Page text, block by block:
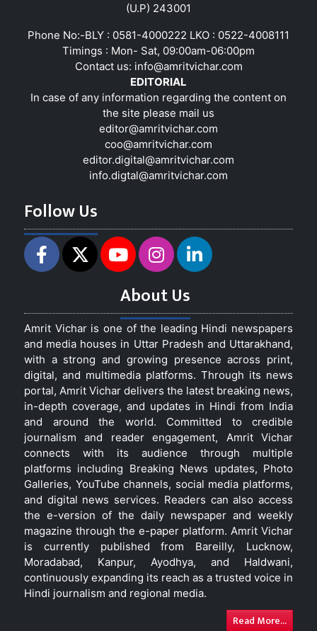
(U.P) 243001
Phone No:-BLY : 0581-4000222 LKO : 0522-4008111
Timings : Mon- Sat, 09:00am-06:00pm
Contact us: info@amritvichar.com
EDITORIAL
In case of any information regarding the content on
the site please mail us
editor@amritvichar.com
coo@amritvichar.com
editor.digital@amritvichar.com
info.digtal@amritvichar.com
Follow Us
About Us
Amrit Vichar is one of the leading Hindi newspapers
and media houses in Uttar Pradesh and Uttarakhand,
with a strong and growing presence across print,
digital, and multimedia platforms. Through its news
portal, Amrit Vichar delivers the latest breaking news,
in-depth coverage, and updates in Hindi from India
and around the world. Committed to credible
journalism and reader engagement, Amrit Vichar
connects with its audience through multiple
platforms including Breaking News updates, Photo
Galleries, YouTube channels, social media platforms,
and digital news services. Readers can also access
the e-version of the daily newspaper and weekly
magazine through the e-paper platform. Amrit Vichar
is currently published from Bareilly, Lucknow,
Moradabad, Kanpur, Ayodhya, and Haldwani,
continuously expanding its reach as a trusted voice in
Hindi journalism and regional media.
Read More...